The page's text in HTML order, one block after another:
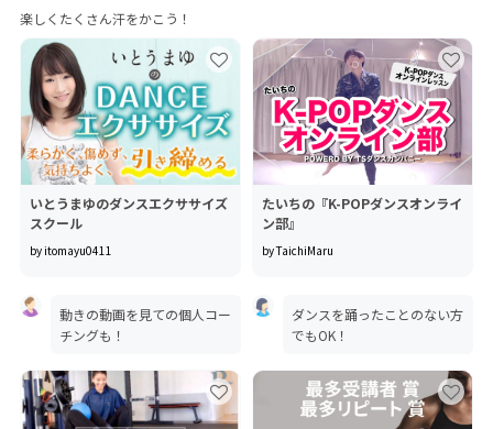
楽しくたくさん汗をかこう！
いとうまゆのダンスエクササイズ
スクール
by itomayu0411
動きの動画を見ての個人コー
チングも！
たいちの『K-POPダンスオンライ
ン部』
by TaichiMaru
ダンスを踊ったことのない方
でもOK！